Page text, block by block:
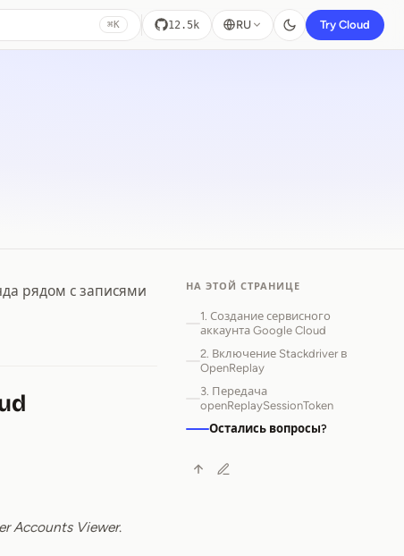
⌘K 12.5k RU Try Cloud
рядом с записями
Accounts Viewer.
НА ЭТОЙ СТРАНИЦЕ
1. Создание сервисного
аккаунта Google Cloud
2. Включение Stackdriver в
OpenReplay
3. Передача
openReplaySessionToken
Остались вопросы?